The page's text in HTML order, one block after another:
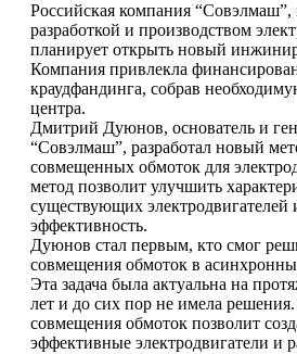
Российская компания
разработкой и производством
планирует открыть новый
Компания привлекла
краудфандинга, собрав
центра.
Дмитрий Дуюнов, основатель и
“Совэлмаш”, разработал новый
совмещенных обмоток для
метод позволит улучшить
существующих электродвигателей
эффективность.
Дуюнов стал первым, кто смог
совмещения обмоток в
Эта задача была актуальна на
лет и до сих пор не имела
совмещения обмоток позволит
эффективные электродвигатели и